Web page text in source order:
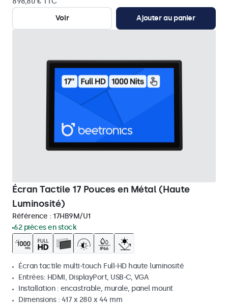
Voir
Ajouter au panier
Écran Tactile 17 Pouces en Métal (Haute
Luminosité)
Référence : 17HB9M/U1
62 pièces en stock
Écran tactile multi-touch Full-HD haute luminosité
Entrées: HDMI, DisplayPort, USB-C, VGA
Installation : encastrable, murale, panel mount
Dimensions : 417 x 280 x 44 mm